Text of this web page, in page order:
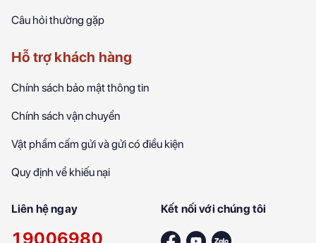
Câu hỏi thường gặp
Hỗ trợ khách hàng
Chính sách bảo mật thông tin
Chính sách vận chuyển
Vật phẩm cấm gửi và gửi có điều kiện
Quy định về khiếu nại
Liên hệ ngay
19006980
Kết nối với chúng tôi